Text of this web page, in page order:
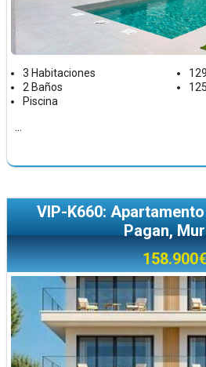
3 Habitaciones
2 Baños
Piscina
...
VIP-K660:
Pagan,